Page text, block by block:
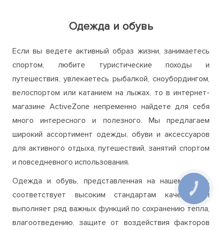
Одежда и обувь
Если вы ведете активный образ жизни, занимаетесь
спортом, любите туристические походы и
путешествия, увлекаетесь рыбалкой, сноубордингом,
велоспортом или катанием на лыжах, то в интернет-
магазине ActiveZone непременно найдете для себя
много интересного и полезного. Мы предлагаем
широкий ассортимент одежды, обуви и аксессуаров
для активного отдыха, путешествий, занятий спортом
и повседневного использования.
Одежда и обувь, представленная на нашем сайте,
соответствует высоким стандартам качества и
выполняет ряд важных функций по сохранению тепла,
влагоотведению, защите от воздействия факторов